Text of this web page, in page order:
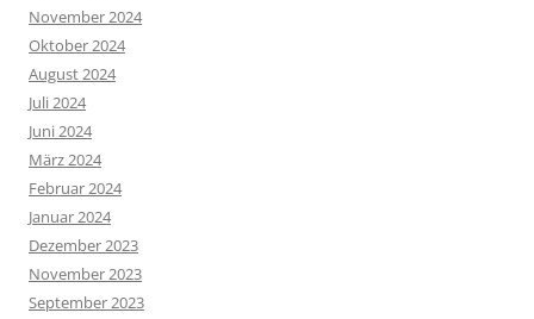
November 2024
Oktober 2024
August 2024
Juli 2024
Juni 2024
März 2024
Februar 2024
Januar 2024
Dezember 2023
November 2023
September 2023